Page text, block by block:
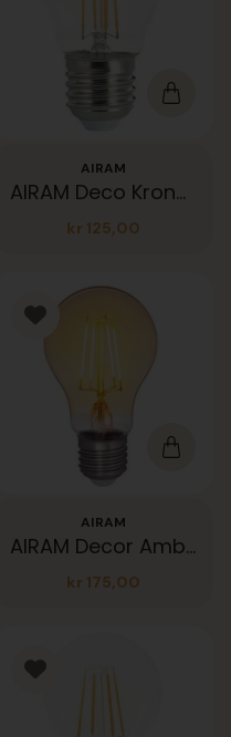
AIRAM
AIRAM Deco Krone Kl 400lm E27
kr 125,00
AIRAM
AIRAM Decor Amber 360lm E27
kr 175,00